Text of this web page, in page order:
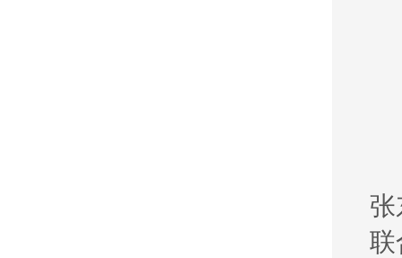
张
联